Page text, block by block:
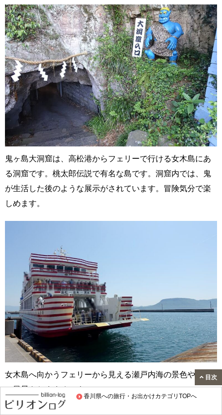
香川県への旅行・お出かけカテゴリTOPへ
鬼ヶ島大洞窟は、高松港からフェリーで行ける女木島にあ
る洞窟です。桃太郎伝説で有名な島です。洞窟内では、鬼
が生活した後のような展示がされています。冒険気分で楽
しめます。
女木島へ向かうフェリーから見える瀬戸内海の景色や自然
の風景もおすすめです。
目次